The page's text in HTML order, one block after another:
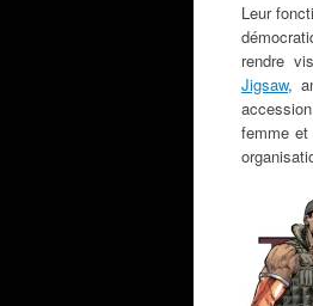
Leur
rendre
Jigsaw,
femme